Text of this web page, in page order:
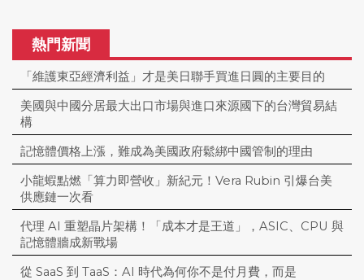
熱門新聞
「維護東亞經濟利益」才是美日聯手買進日圓的主要目的
美國與中國分居最大出口市場與進口來源國下的台灣貿易結
構
記憶體價格上漲，難成為美國政府鬆綁中國管制的理由
小龍蝦點燃「算力即營收」新紀元！Vera Rubin 引爆台美
供應鏈一次看
代理 AI 重塑晶片架構！「成本才是王道」，ASIC、CPU 與
記憶體牆成新戰場
從 SaaS 到 TaaS：AI 時代為何你不是付月費，而是